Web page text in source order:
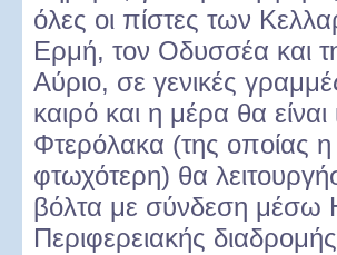
όλες οι πίστες των
Ερμή, τον Οδυσσέα και
Αύριο, σε γενικές
καιρό και η μέρα θα
Φτερόλακα (της οποίας
φτωχότερη) θα
βόλτα με σύνδεση μέσω
Περιφερειακής